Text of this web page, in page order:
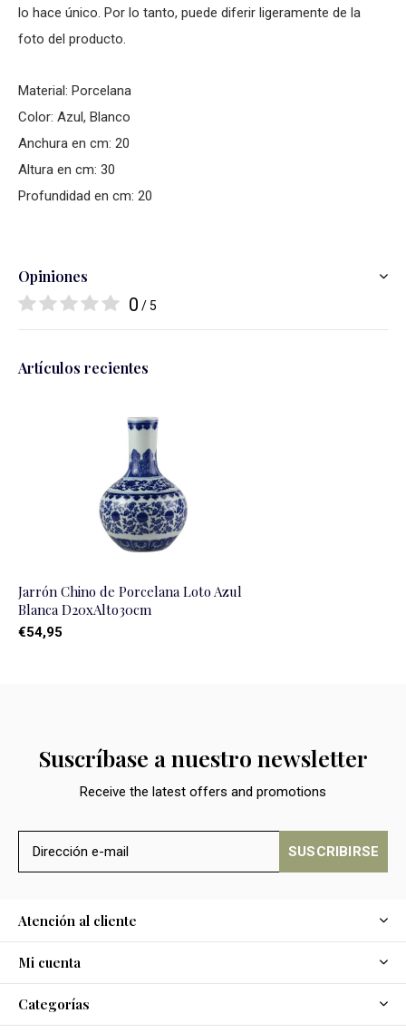
lo hace único. Por lo tanto, puede diferir ligeramente de la
foto del producto.
Material: Porcelana
Color: Azul, Blanco
Anchura en cm: 20
Altura en cm: 30
Profundidad en cm: 20
Opiniones
0 / 5
Artículos recientes
Jarrón Chino de Porcelana Loto Azul
Blanca D20xAlto30cm
€54,95
Suscríbase a nuestro newsletter
Receive the latest offers and promotions
SUSCRIBIRSE
Atención al cliente
Mi cuenta
Categorías